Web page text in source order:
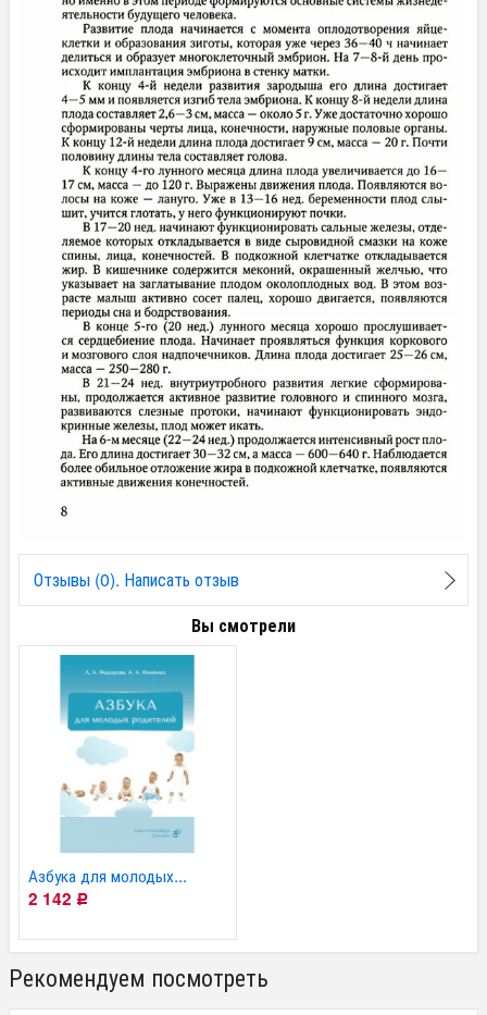
Отзывы (0). Написать отзыв
Вы смотрели
Азбука для молодых...
2 142 Р
Рекомендуем посмотреть